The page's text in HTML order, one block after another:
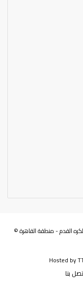
القدم - منطقة القاهرة ©
Hosted by
بنا